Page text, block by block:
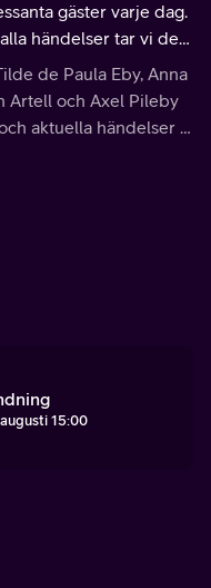
gäster varje dag.
händelser tar vi del
med lättsamhet i
de Paula Eby, Anna
Artell och Axel Pileby
aktuella händelser i
15:00